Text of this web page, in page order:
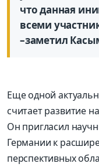
что данная
всеми
–заметил
Еще одной
считает развитие
Он пригласил
Германии к
перспективных